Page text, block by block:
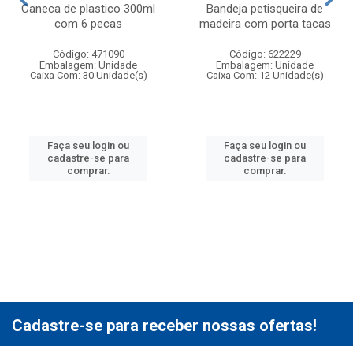
Caneca de plastico 300ml
com 6 pecas
Código: 471090
Embalagem: Unidade
Caixa Com: 30 Unidade(s)
Faça seu login ou
cadastre-se para
comprar.
Bandeja petisqueira de
madeira com porta tacas
Código: 622229
Embalagem: Unidade
Caixa Com: 12 Unidade(s)
Faça seu login ou
cadastre-se para
comprar.
Cadastre-se para receber nossas ofertas!